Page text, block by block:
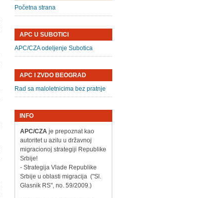
Početna strana
APC U SUBOTICI
APC/CZA odeljenje Subotica
APC I ZVDO BEOGRAD
Rad sa maloletnicima bez pratnje
INFO
APC/CZAje prepoznat kao
autoritet u azilu u državnoj
migracionoj strategiji Republike
Srbije!
- Strategija Vlade Republike
Srbije u oblasti migracija ("Sl.
Glasnik RS", no. 59/2009.)